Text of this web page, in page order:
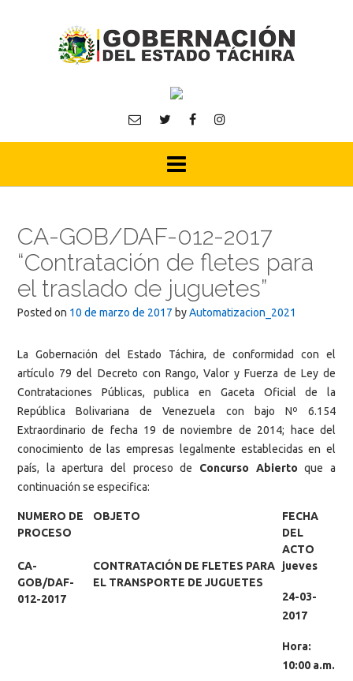
CA-GOB/DAF-012-2017
“Contratación de fletes para
el traslado de juguetes”
Posted on 10 de marzo de 2017 byAutomatizacion_2021
La Gobernación del Estado Táchira, de conformidad con el
artículo 79 del Decreto con Rango, Valor y Fuerza de Ley de
Contrataciones Públicas, publica en Gaceta Oficial de la
República Bolivariana de Venezuela con bajo Nº 6.154
Extraordinario de fecha 19 de noviembre de 2014; hace del
conocimiento de las empresas legalmente establecidas en el
país, la apertura del proceso de Concurso Abierto que a
continuación se especifica:
NUMERO DE
PROCESO
OBJETO
FECHA
DEL
ACTO
CA-
GOB/DAF-
012-2017
CONTRATACIÓN DE FLETES PARA
EL TRANSPORTE DE JUGUETES
jueves
24-03-
2017
Hora:
10:00 a.m.